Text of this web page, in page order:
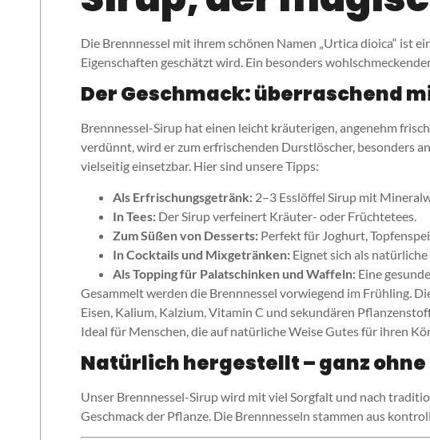
Die Brennnessel mit ihrem schönen Namen „Urtica dioica“
Eigenschaften geschätzt wird. Ein besonders
Der Geschmack: überraschend
Brennnessel-Sirup hat einen leicht kräuterigen, angenehm
verdünnt, wird er zum erfrischenden Durstlöscher, besonders
vielseitig einsetzbar. Hier sind unsere Tipps:
Als Erfrischungsgetränk: 2–3 Esslöffel Sirup mit
In Tees: Der Sirup verfeinert Kräuter- oder Früchtetees.
Zum Süßen von Desserts: Perfekt für Joghurt,
In Cocktails und Mixgetränken: Eignet sich als
Als Topping für Palatschinken und Waffeln: Eine
Gesammelt werden die Brennnessel vorwiegend im Frühling.
Eisen, Kalium, Kalzium, Vitamin C und sekundären
Ideal für Menschen, die auf natürliche Weise Gutes für ihren
Natürlich hergestellt – ganz
Unser Brennnessel-Sirup wird mit viel Sorgfalt und nach
Geschmack der Pflanze. Die Brennnesseln stammen aus